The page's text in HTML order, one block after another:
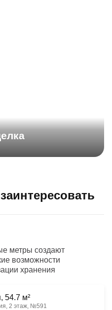
метры создают
возможности
хранения
54.7 м²
2 этаж, №591